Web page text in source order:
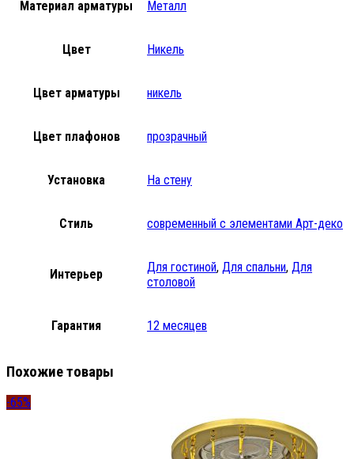
Материал арматуры Металл
Цвет Никель
Цвет арматуры никель
Цвет плафонов прозрачный
Установка На стену
Стиль современный с элементами Арт-деко
Интерьер Для гостиной, Для спальни, Для
столовой
Гарантия 12 месяцев
Похожие товары
-65%